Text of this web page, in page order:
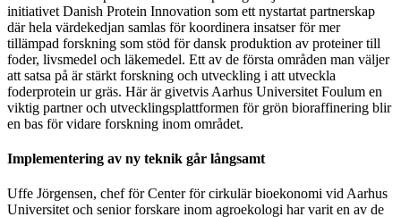
initiativet Danish Protein Innovation som ett nystartat partnerskap
där hela värdekedjan samlas för koordinera insatser för mer
tillämpad forskning som stöd för dansk produktion av proteiner till
foder, livsmedel och läkemedel. Ett av de första områden man väljer
att satsa på är stärkt forskning och utveckling i att utveckla
foderprotein ur gräs. Här är givetvis Aarhus Universitet Foulum en
viktig partner och utvecklingsplattformen för grön bioraffinering blir
en bas för vidare forskning inom området.
Implementering av ny teknik går långsamt
Uffe Jörgensen, chef för Center för cirkulär bioekonomi vid Aarhus
Universitet och senior forskare inom agroekologi har varit en av de